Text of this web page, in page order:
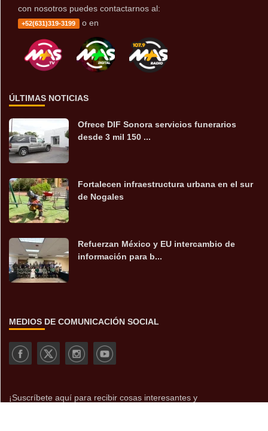
con nosotros puedes contactarnos al:
+52(631)319-3199 o en
ÚLTIMAS NOTICIAS
Ofrece DIF Sonora servicios funerarios
desde 3 mil 150 ...
Fortalecen infraestructura urbana en el sur
de Nogales
Refuerzan México y EU intercambio de
información para b...
MEDIOS DE COMUNICACIÓN SOCIAL
¡Suscríbete aquí para recibir cosas interesantes y